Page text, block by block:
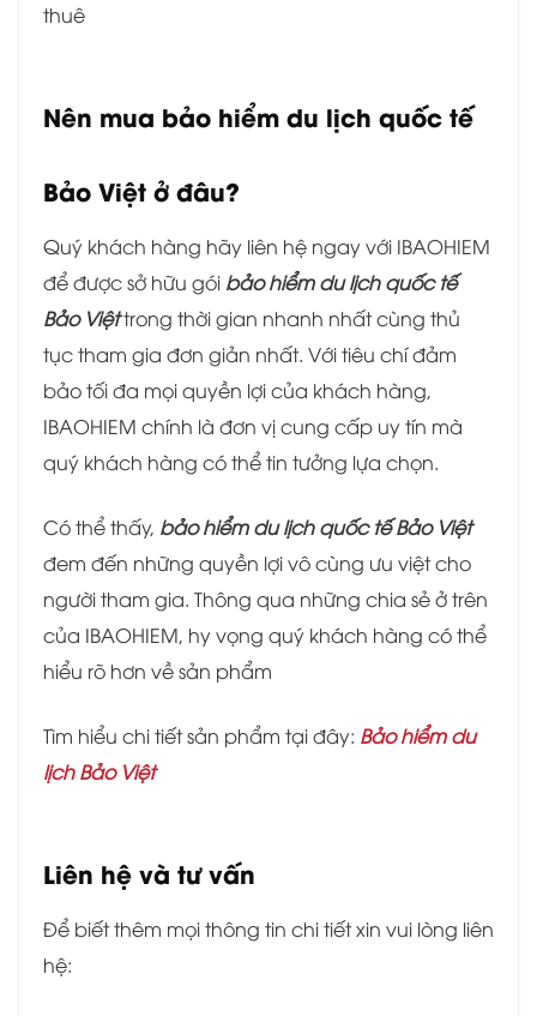
thuê
Nên mua bảo hiểm du lịch quốc tế
Bảo Việt ở đâu?
Quý khách hàng hãy liên hệ ngay với IBAOHIEM
để được sở hữu gói bảo hiểm du lịch quốc tế
Bảo Việttrong thời gian nhanh nhất cùng thủ
tục tham gia đơn giản nhất. Với tiêu chí đảm
bảo tối đa mọi quyền lợi của khách hàng,
IBAOHIEM chính là đơn vị cung cấp uy tín mà
quý khách hàng có thể tin tưởng lựa chọn.
Có thể thấy, bảo hiểm du lịch quốc tế Bảo Việt
đem đến những quyền lợi vô cùng ưu việt cho
người tham gia. Thông qua những chia sẻ ở trên
của IBAOHIEM, hy vọng quý khách hàng có thể
hiểu rõ hơn về sản phẩm
Tìm hiểu chi tiết sản phẩm tại đây: Bảo hiểm du
lịch Bảo Việt
Liên hệ và tư vấn
Để biết thêm mọi thông tin chi tiết xin vui lòng liên
hệ: